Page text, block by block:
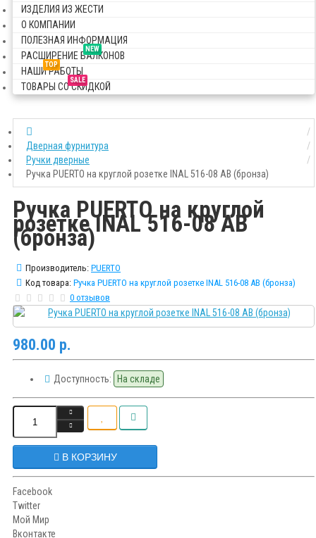
ИЗДЕЛИЯ ИЗ ЖЕСТИ
О КОМПАНИИ
ПОЛЕЗНАЯ ИНФОРМАЦИЯ
NEW
РАСШИРЕНИЕ БАЛКОНОВ
TOP
НАШИ РАБОТЫ
SALE
ТОВАРЫ СО СКИДКОЙ
Дверная фурнитура
Ручки дверные
Ручка PUERTO на круглой розетке INAL 516-08 AB (бронза)
Ручка PUERTO на круглой
розетке INAL 516-08 AB
(бронза)
Производитель: PUERTO
Код товара: Ручка PUERTO на круглой розетке INAL 516-08 AB (бронза)
0 отзывов
980.00 р.
Доступность: На складе
В КОРЗИНУ
Facebook
Twitter
Мой Мир
Вконтакте